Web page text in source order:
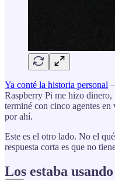
Ya conté la historia personal
Raspberry Pi me hizo
terminé con cinco agentes
por ahí.
Este es el otro lado. No el
respuesta corta es que no
Los estaba